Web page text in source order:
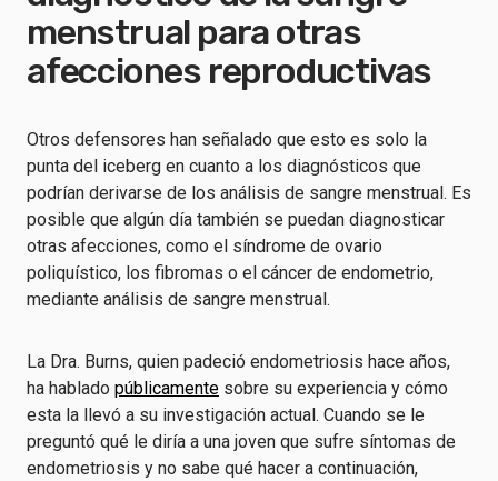
menstrual para otras
afecciones reproductivas
Otros defensores han señalado que esto es solo la
punta del iceberg en cuanto a los diagnósticos que
podrían derivarse de los análisis de sangre menstrual. Es
posible que algún día también se puedan diagnosticar
otras afecciones, como el síndrome de ovario
poliquístico, los fibromas o el cáncer de endometrio,
mediante análisis de sangre menstrual.
La Dra. Burns, quien padeció endometriosis hace años,
ha hablado públicamente sobre su experiencia y cómo
esta la llevó a su investigación actual. Cuando se le
preguntó qué le diría a una joven que sufre síntomas de
endometriosis y no sabe qué hacer a continuación,